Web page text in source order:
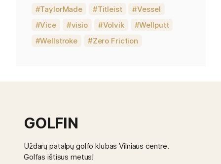
TaylorMade
Titleist
Vessel
Vice
visio Volvik
Wellputt
Wellstroke
Zero Friction
GOLFIN
Uždarų patalpų golfo klubas Vilniaus centre.
Golfas ištisus metus!